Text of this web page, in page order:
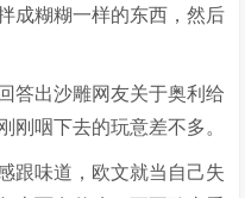
成糊糊一样的东西，然后
答出沙雕网友关于奥利给
刚咽下去的玩意差不多。
跟味道，欧文就当自己失